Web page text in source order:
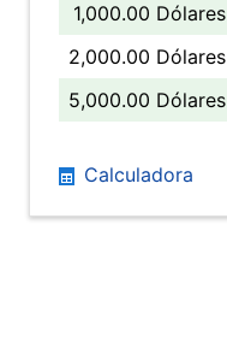
1,000.00 Dólares
2,000.00 Dólares
5,000.00 Dólares
Calculadora